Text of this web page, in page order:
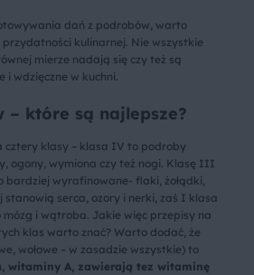
dań z podrobów, warto
przydatności kulinarnej. Nie wszystkie
mierze nadają się czy też są
i wdzięczne w kuchni.
– które są najlepsze?
cztery klasy – klasa IV to podroby
ogony, wymiona czy też nogi. Klasę III
bardziej wyrafinowane- flaki, żołądki,
stanowią serca, ozory i nerki, zaś I klasa
i wątroba. Jakie więc przepisy na
klas warto znać? Warto dodać, że
wołowe – w zasadzie wszystkie) to
witaminy A, zawierają tez witaminę